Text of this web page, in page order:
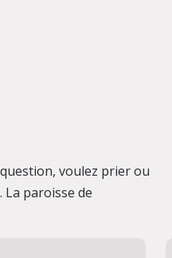
voulez prier ou
La paroisse de